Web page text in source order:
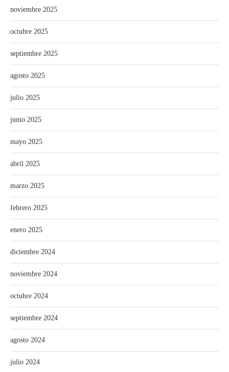
noviembre 2025
octubre 2025
septiembre 2025
agosto 2025
julio 2025
junio 2025
mayo 2025
abril 2025
marzo 2025
febrero 2025
enero 2025
diciembre 2024
noviembre 2024
octubre 2024
septiembre 2024
agosto 2024
julio 2024